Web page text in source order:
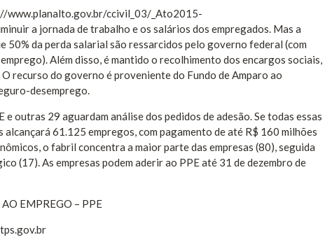
www.planalto.gov.br/ccivil_03/_Ato2015-
a jornada de trabalho e os salários dos empregados. Mas a
50% da perda salarial são ressarcidos pelo governo federal (com
Além disso, é mantido o recolhimento dos encargos sociais,
recurso do governo é proveniente do Fundo de Amparo ao
desemprego.
outras 29 aguardam análise dos pedidos de adesão. Se todas essas
61.125 empregos, com pagamento de até R$ 160 milhões
o fabril concentra a maior parte das empresas (80), seguida
(17). As empresas podem aderir ao PPE até 31 de dezembro de
EMPREGO – PPE